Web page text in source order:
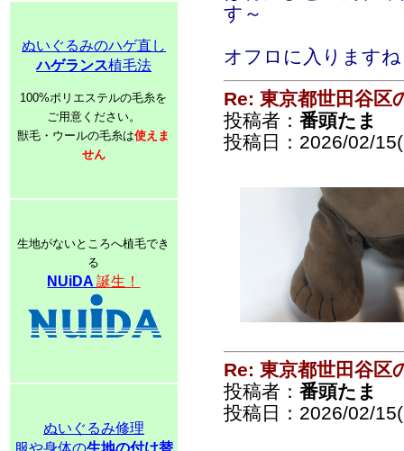
ぬいぐるみのハゲ直し
ハゲランス植毛法
100%ポリエステルの毛糸を
ご用意ください。
獣毛・ウールの毛糸は使えま
せん
生地がないところへ植毛でき
る
NUiDA誕生！
ぬいぐるみ修理
服や身体の生地の付け替
す～
オフロに入ります
Re: 東京都世田谷区
投稿者： 番頭たま
投稿日：2026/02/
Re: 東京都世田谷区
投稿者： 番頭たま
投稿日：2026/02/